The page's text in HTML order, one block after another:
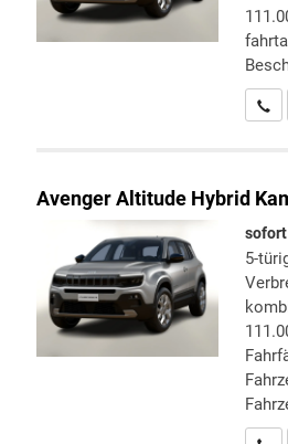
AvengerAltitude Hybrid
5-